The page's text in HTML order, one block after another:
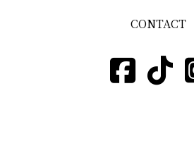
CONTACT